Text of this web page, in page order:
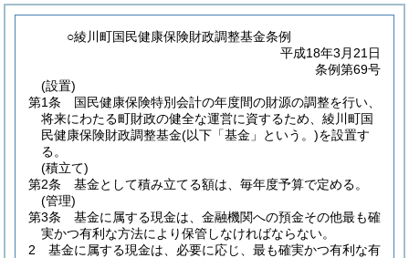
○綾川町国民健康保険財政調整基金条例
平成18年3月21日
条例第69号
(設置)
第1条
国民健康保険特別会計の年度間の財源の調整を行い、
将来にわたる町財政の健全な運営に資するため、綾川町国
民健康保険財政調整基金(以下「基金」という。)を設置す
る。
(積立て)
第2条
基金として積み立てる額は、毎年度予算で定める。
(管理)
第3条
基金に属する現金は、金融機関への預金その他最も確
実かつ有利な方法により保管しなければならない。
2
基金に属する現金は、必要に応じ、最も確実かつ有利な有